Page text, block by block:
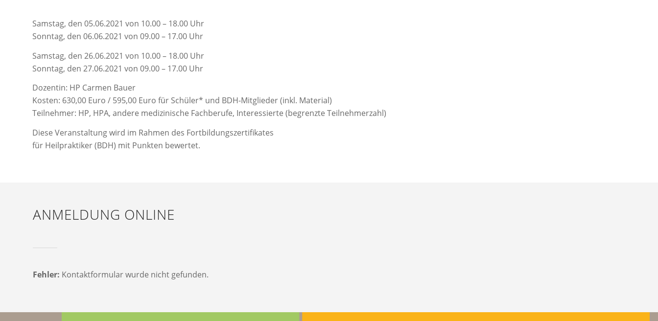
Samstag, den 05.06.2021 von 10.00 – 18.00 Uhr
Sonntag, den 06.06.2021 von 09.00 – 17.00 Uhr
Samstag, den 26.06.2021 von 10.00 – 18.00 Uhr
Sonntag, den 27.06.2021 von 09.00 – 17.00 Uhr
Dozentin: HP Carmen Bauer
Kosten: 630,00 Euro / 595,00 Euro für Schüler* und BDH-Mitglieder (inkl. Material)
Teilnehmer: HP, HPA, andere medizinische Fachberufe, Interessierte (begrenzte Teilnehmerzahl)
Diese Veranstaltung wird im Rahmen des Fortbildungszertifikates
für Heilpraktiker (BDH) mit Punkten bewertet.
ANMELDUNG ONLINE
Fehler: Kontaktformular wurde nicht gefunden.